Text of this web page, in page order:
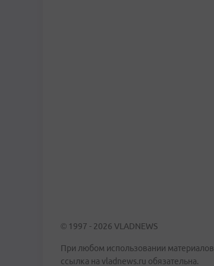
© 1997 - 2026 VLADNEWS
При любом использовании материалов
ссылка на vladnews.ru обязательна.